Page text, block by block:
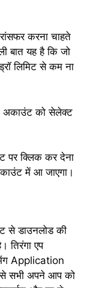
करना चाहते
बात यह है कि जो
लिमिट से कम ना
अकाउंट को सेलेक्ट
पर क्लिक कर देना
में आ जाएगा।
से डाउनलोड की
तिरंगा एप
Application
से सभी अपने आप को